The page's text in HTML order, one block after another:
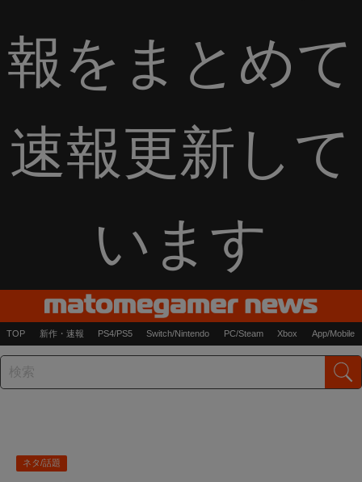
報をまとめて
速報更新して
います
TOP 新作・速報 PS4/PS5 Switch/Nintendo PC/Steam Xbox App/Mobile
ネタ/話題